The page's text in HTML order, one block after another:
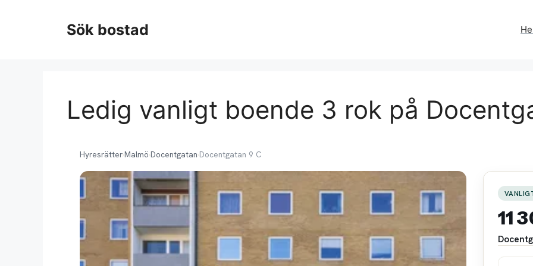
Sök bostad
Ledig vanligt boende 3 rok på
Hyresrätter›Malmö›Docentgatan›Docentgatan 9 C
11